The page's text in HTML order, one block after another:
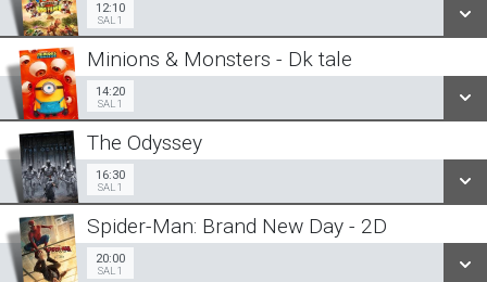
12:10
SAL 1
Sal 1
SE ALLE DAGE
LÆS MERE
Minions & Monsters - Dk tale
14:20
SAL 1
Sal 1
SE ALLE DAGE
LÆS MERE
The Odyssey
16:30
SAL 1
Sal 1
SE ALLE DAGE
Spider-Man: Brand New Day - 2D
20:00
SAL 1
Sal 1